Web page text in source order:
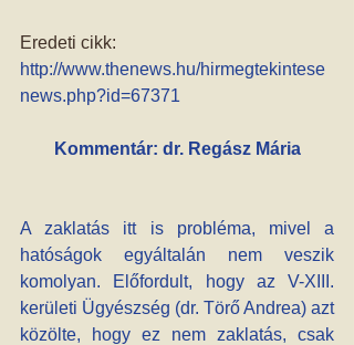
Eredeti cikk:
http://www.thenews.hu/hirmegtekintese
news.php?id=67371
Kommentár: dr. Regász Mária
A zaklatás itt is probléma, mivel a
hatóságok egyáltalán nem veszik
komolyan. Előfordult, hogy az V-XIII.
kerületi Ügyészség (dr. Törő Andrea) azt
közölte, hogy ez nem zaklatás, csak